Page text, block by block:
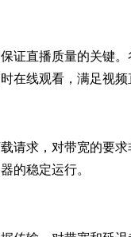
证直播质量的关键
在线观看，满足视频
请求，对带宽的要
的稳定运行。